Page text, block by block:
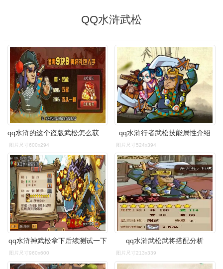
QQ水浒武松
图片尺寸600x294
qq水浒行者武松技能属性介绍
图片尺寸524x394
qq水浒神武松拿下后续测试一下
图片尺寸960x600
qq水浒武松武将搭配分析
图片尺寸213x339